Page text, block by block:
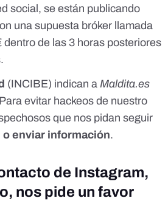
social, se están publicando
una supuesta bróker llamada
de las 3 horas posteriores
(INCIBE) indican aMaldita.es
evitar hackeos de nuestro
que nos pidan seguir
enviar información.
de Instagram,
nos pide un favor